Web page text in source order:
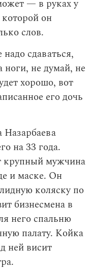
— в руках у
он
слов.
надо сдаваться,
ноги, не думай, не
хорошо, вот
его дочь
Назарбаева
на 33 года.
крупный мужчина
и маске. Он
коляску по
бизнесмена в
него спальню
палату. Койка
ней висит